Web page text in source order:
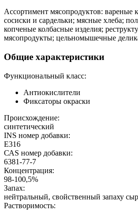
Ассортимент мясопродуктов: вареные
сосиски и сардельки; мясные хлеба;
копченые колбасные изделия;
мясопродукты; цельномышечные
Общие характеристики
Функциональный класс:
Антиокислители
Фиксаторы окраски
Происхождение:
синтетический
INS номер добавки:
E316
САS номер добавки:
6381-77-7
Концентрация:
98-100,5%
Запах:
нейтральный, свойственный запаху
Растворимость: